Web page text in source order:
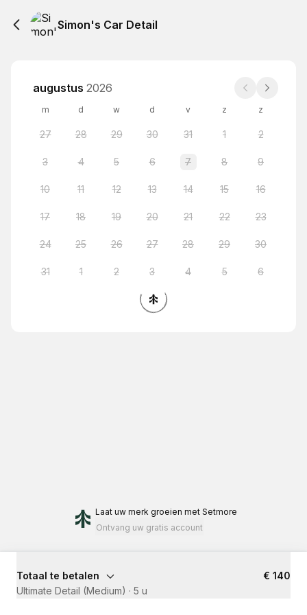
Simon's Car Detail
augustus 2026
m d w d v z z
27 28 29 30 31 1 2
3 4 5 6 7 8 9
10 11 12 13 14 15 16
17 18 19 20 21 22 23
24 25 26 27 28 29 30
31 1 2 3 4 5 6
Laat uw merk groeien met Setmore
Ontvang uw gratis account
Totaal te betalen
€ 140
Ultimate Detail (Medium) · 5 u